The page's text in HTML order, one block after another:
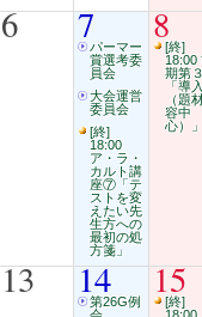
6 7パーマー
賞選考委
員会
大会運営
委員会
[終]
18:00
ア・ラ・
カルト講
座⑦「テ
ストを変
えたい先
生方への
最初の処
方箋」
8[終]
18:00
期第
「導
（題
容中
心）
13 14
第26G例
15
[終]